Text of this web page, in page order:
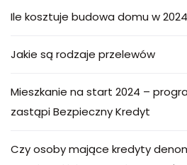
Ile kosztuje budowa domu w 2024
Jakie są rodzaje przelewów
Mieszkanie na start 2024 –
zastąpi Bezpieczny Kredyt
Czy osoby mające kredyty